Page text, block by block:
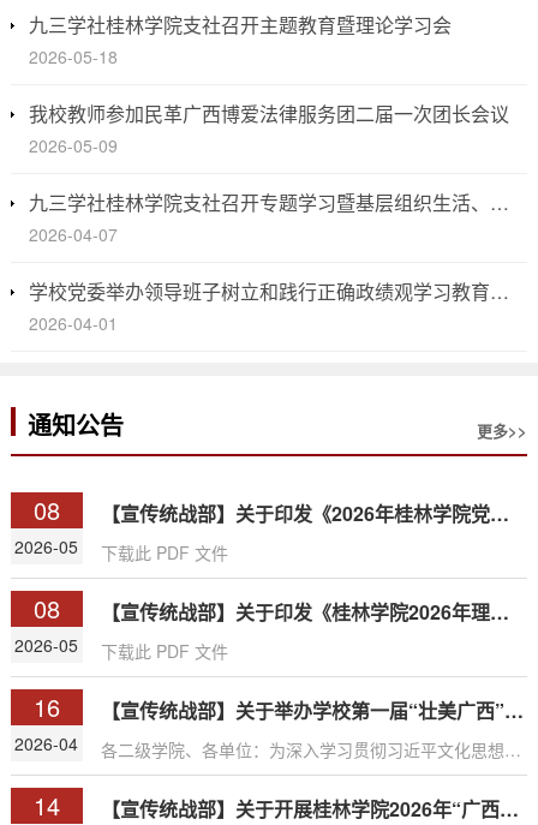
九三学社桂林学院支社召开主题教育暨理论学习会
2026-05-18
我校教师参加民革广西博爱法律服务团二届一次团长会议
2026-05-09
九三学社桂林学院支社召开专题学习暨基层组织生活、年度工作部署会
2026-04-07
学校党委举办领导班子树立和践行正确政绩观学习教育读书班暨党委理论学习中心组（扩大）2026年第一次集体学习会
2026-04-01
通知公告 更多>>
08
2026-05
【宣传统战部】关于印发《2026年桂林学院党委理论学习中心组学习计划》的通知
下载此 PDF 文件
08
2026-05
【宣传统战部】关于印发《桂林学院2026年理论学习计划》的通知
下载此 PDF 文件
16
2026-04
【宣传统战部】关于举办学校第一届“壮美广西”微视频创作大赛的通知
各二级学院、各单位：为深入学习贯彻习近平文化思想和
习近平总书记关于广西工作论述的重要要求，展示广西各
族人民凝心聚力建设新时代中国特色社会主义壮美广西的
14 【宣传统战部】关于开展桂林学院2026年“广西三月三”铸牢中华民族共同体意识宣传月活动的通知